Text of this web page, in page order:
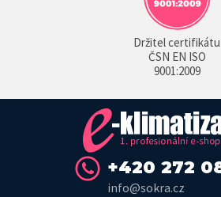
Držitel certifikátu
ČSN EN ISO
9001:2009
+420 272
info@sokra.cz